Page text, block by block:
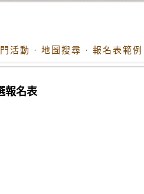
活動 · 地圖搜尋 · 報名表範例
報名表